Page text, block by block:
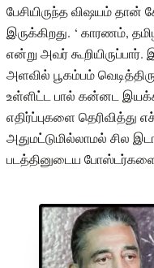
பேசியிருந்த விஷயம் தான்
இருக்கிறது. ‘ காரணம்,
என்று அவர்
அளவில் பூகம்பம்
உள்ளிட்ட பால் கன்னட
எதிர்ப்புகளை தெரிவித்து
அதுமட்டுமில்லாமல் சில
படத்தினுடைய